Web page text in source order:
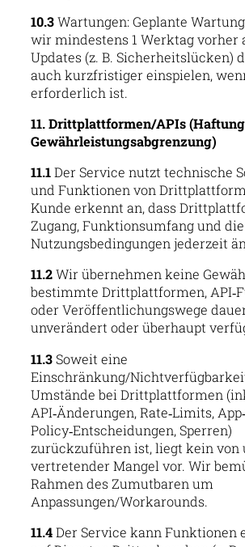
10.3Wartungen: Geplante
wir mindestens 1 Werktag vorher
Updates (z. B. Sicherheitslücken)
auch kurzfristiger einspielen,
erforderlich ist.
11. Drittplattformen/APIs
Gewährleistungsabgrenzung)
11.1Der Service nutzt technische
und Funktionen von
Kunde erkennt an, dass
Zugang, Funktionsumfang und die
Nutzungsbedingungen jederzeit
11.2Wir übernehmen keine
bestimmte Drittplattformen,
oder Veröffentlichungswege
unverändert oder überhaupt
11.3Soweit eine
Einschränkung/
Umstände bei Drittplattformen
API‑Änderungen, Rate‑Limits,
Policy‑Entscheidungen, Sperren)
zurückzuführen ist, liegt kein von
vertretender Mangel vor. Wir
Rahmen des Zumutbaren um
Anpassungen/Workarounds.
11.4Der Service kann Funktionen